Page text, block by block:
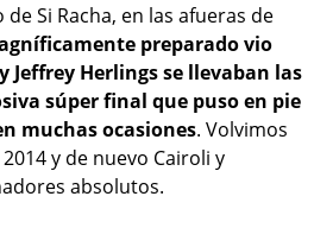
Si Racha, en las afueras de
preparado vio
Jeffrey Herlings se llevaban las
súper final que puso en pie
muchas ocasiones. Volvimos
y de nuevo Cairoli y
absolutos.